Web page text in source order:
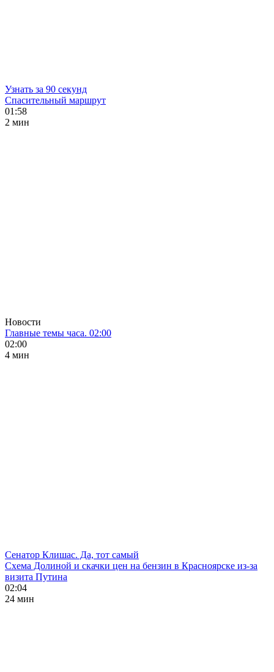
Узнать за 90 секунд
Спасительный маршрут
01:58
2 мин
Новости
Главные темы часа. 02:00
02:00
4 мин
Сенатор Клишас. Да, тот самый
Схема Долиной и скачки цен на бензин в Красноярске из-за
визита Путина
02:04
24 мин